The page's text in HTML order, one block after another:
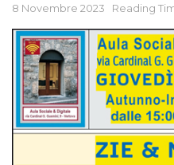
8 Novembre 2023 Reading